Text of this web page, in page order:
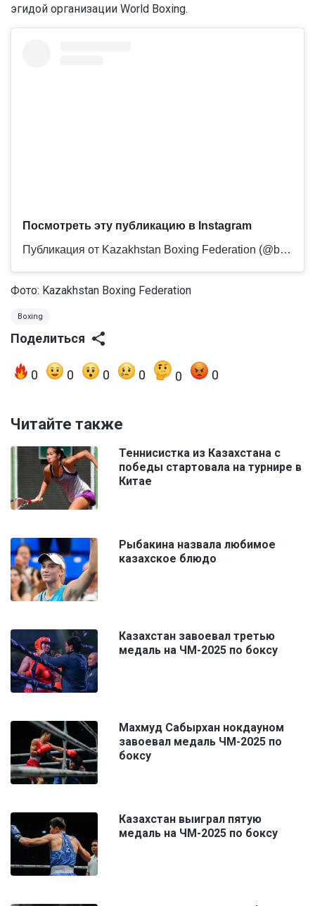
эгидой организации World Boxing.
Посмотреть эту публикацию в Instagram
Публикация от Kazakhstan Boxing Federation (@boxingkazakhstan)
Фото: Kazakhstan Boxing Federation
Boxing
Поделиться
0 0 0 0 0 0
Читайте также
Теннисистка из Казахстана с
победы стартовала на турнире в
Китае
Рыбакина назвала любимое
казахское блюдо
Казахстан завоевал третью
медаль на ЧМ-2025 по боксу
Махмуд Сабырхан нокдауном
завоевал медаль ЧМ-2025 по
боксу
Казахстан выиграл пятую
медаль на ЧМ-2025 по боксу